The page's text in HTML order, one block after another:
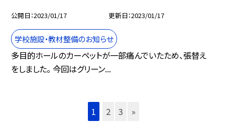
公開日 2023/01/17 更新日 2023/01/17
学校施設・教材整備のお知らせ
多目的ホールのカーペットが一部痛んでいたため、張替え
をしました。 今回はグリーン...
1 2 3 »